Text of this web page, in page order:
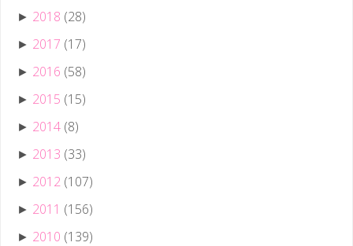
► 2018 (28)
► 2017 (17)
► 2016 (58)
► 2015 (15)
► 2014 (8)
► 2013 (33)
► 2012 (107)
► 2011 (156)
► 2010 (139)